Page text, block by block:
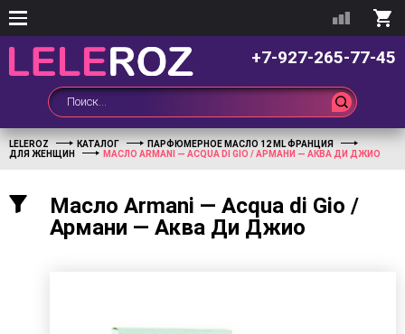
+7-927-265-77-45
LELEROZ КАТАЛОГ
ПАРФЮМЕРНОЕ МАСЛО 12 ML ФРАНЦИЯ
ДЛЯ ЖЕНЩИН
МАСЛО ARMANI — ACQUA DI GIO / АРМАНИ — АКВА ДИ ДЖИО
Масло Armani — Acqua di Gio /
Армани — Аква Ди Джио